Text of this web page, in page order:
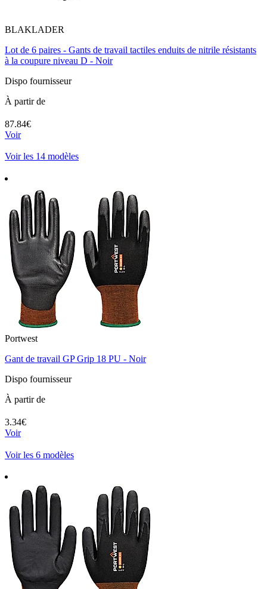
BLAKLADER
Lot de 6 paires - Gants de travail tactiles enduits de nitrile résistants
à la coupure niveau D - Noir
Dispo fournisseur
À partir de
87.84€
Voir
Voir les 14 modèles
Portwest
Gant de travail GP Grip 18 PU - Noir
Dispo fournisseur
À partir de
3.34€
Voir
Voir les 6 modèles